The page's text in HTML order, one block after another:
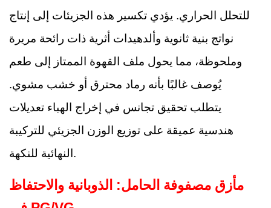
للتحلل الحراري. يؤدي تكسير هذه الجزيئات إلى إنتاج
نواتج بنية ثانوية وألدهيدات أثرية ذات رائحة مريرة
وملحوظة، مما يحول ملف القهوة الممتاز إلى طعم
يُوصف غالبًا بأنه رماد محترق أو خشب مشوي.
يتطلب تحقيق تجانس في إخراج الهباء تعديلات
هندسية عميقة على توزيع الوزن الجزيئي للتركيبة
النهائية للنكهة.
مأزق مصفوفة الحامل: الذوبانية والاحتفاظ